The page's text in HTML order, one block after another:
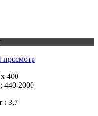
просмотр
400
440-2000
: 3,7